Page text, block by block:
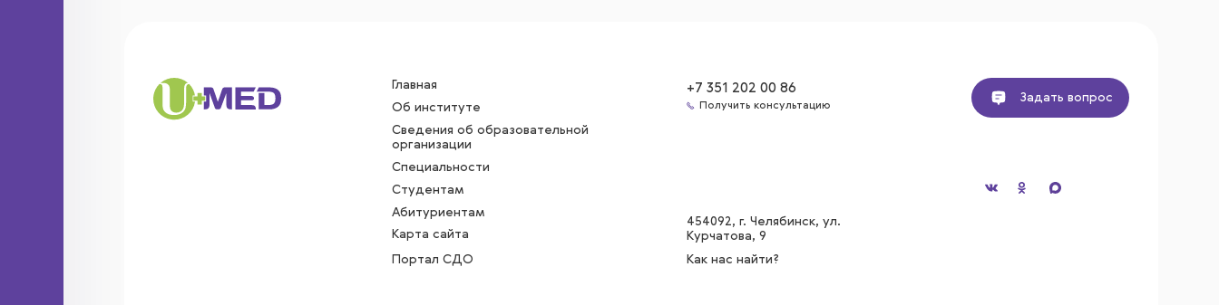
Главная
Об институте
Сведения об образовательной
организации
Специальности
Студентам
Абитуриентам
Карта сайта
Портал СДО
+7 351 202 00 86
Получить консультацию
454092, г. Челябинск, ул.
Курчатова, 9
Как нас найти?
Задать вопрос